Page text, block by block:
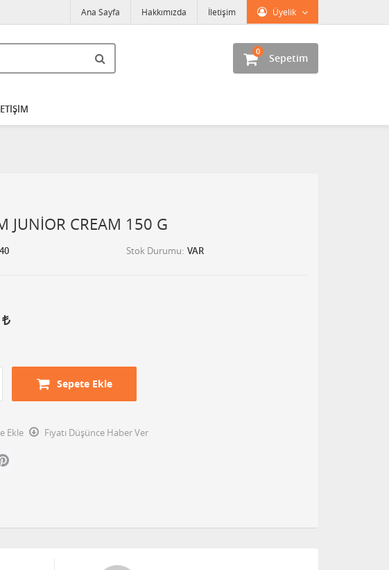
Üyelik
Ana Sayfa Hakkımızda İletişim
Sepetim
0
JUNİOR CREAM 150 G
Stok Durumu VAR
Sepete Ekle
Ekle
Fiyatı Düşünce Haber Ver